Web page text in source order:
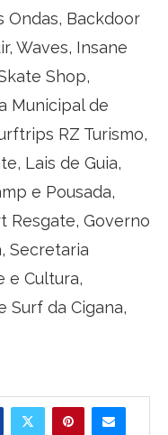
Ondas, Backdoor
Waves, Insane
Shop,
Municipal de
RZ Turismo,
Lais de Guia,
e Pousada,
Resgate, Governo
Secretaria
e Cultura,
Surf da Cigana,